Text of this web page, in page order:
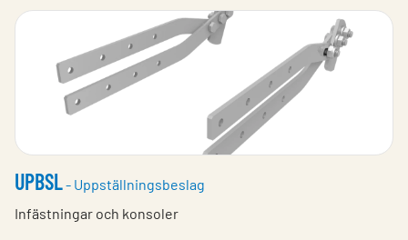
UPBSL- Uppställningsbeslag
Infästningar och konsoler